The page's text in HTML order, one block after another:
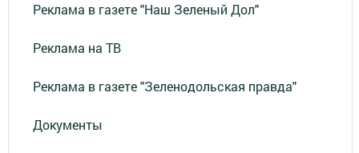
Реклама в газете "Наш Зеленый Дол"
Реклама на ТВ
Реклама в газете "Зеленодольская правда"
Документы